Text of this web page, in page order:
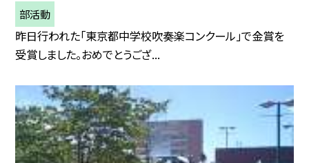
部活動
昨日行われた「東京都中学校吹奏楽コンクール」で金賞を
受賞しました。おめでとうござ...